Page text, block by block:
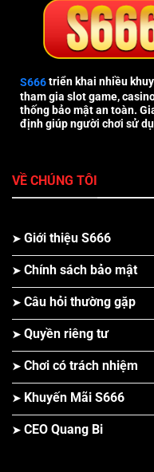
S666triển khai nhiều
tham gia slot game,
thống bảo mật an toàn.
định giúp người chơi sử
VỀ CHÚNG TÔI
Giới thiệu S666
Chính sách bảo mật
Câu hỏi thường gặp
Quyền riêng tư
Chơi có trách nhiệm
Khuyến Mãi S666
CEO Quang Bi